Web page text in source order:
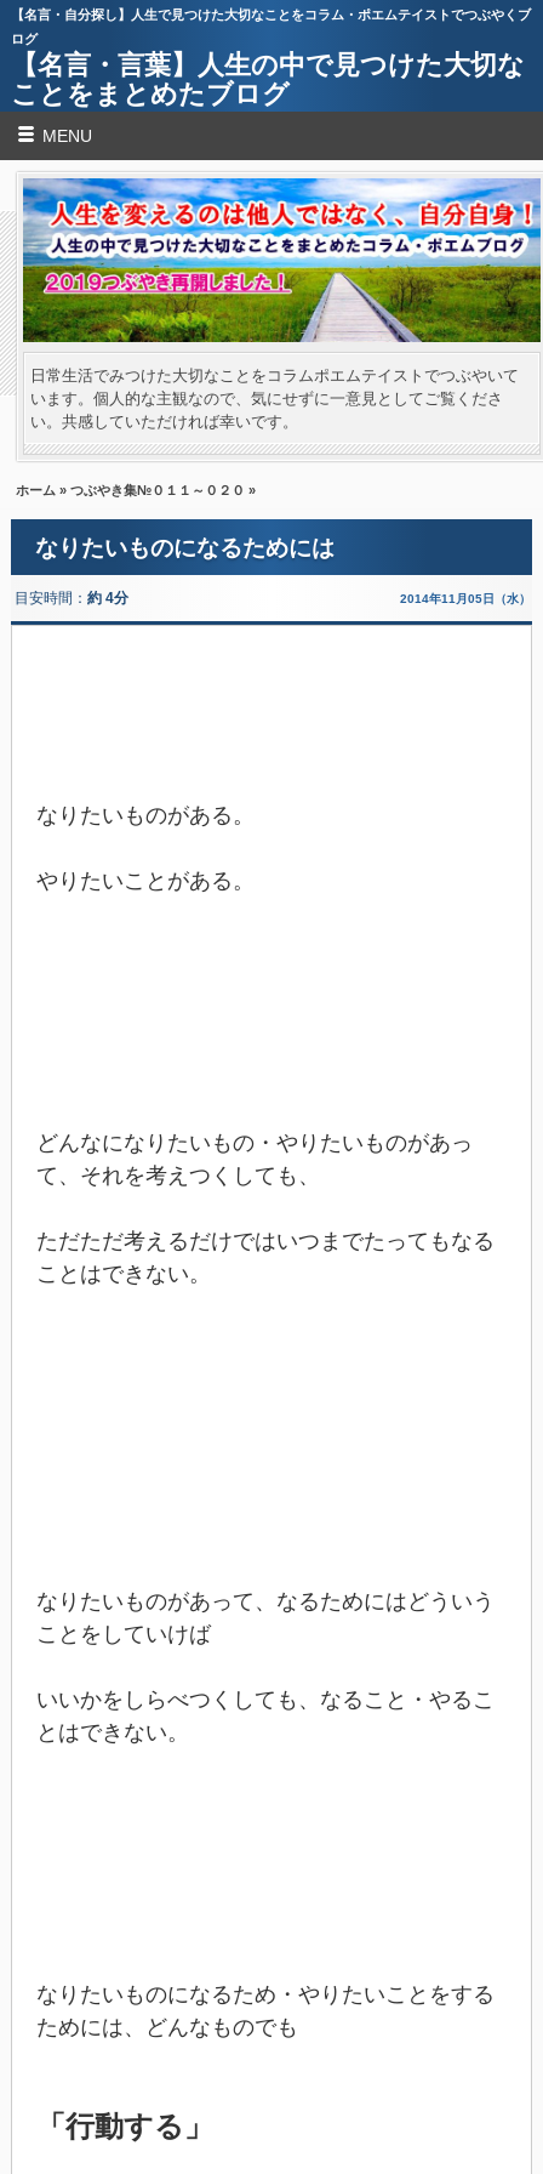
【名言・自分探し】人生で見つけた大切なことをコラム・ポエムテイストでつぶやくブ
ログ
【名言・言葉】人生の中で見つけた大切な
ことをまとめたブログ
MENU
日常生活でみつけた大切なことをコラムポエムテイストでつぶやいて
います。個人的な主観なので、気にせずに一意見としてご覧くださ
い。共感していただければ幸いです。
ホーム »つぶやき集№０１１～０２０ »
なりたいものになるためには
目安時間： 約 4分 2014年11月05日（水）
なりたいものがある。
やりたいことがある。
どんなになりたいもの・やりたいものがあっ
て、それを考えつくしても、
ただただ考えるだけではいつまでたってもなる
ことはできない。
なりたいものがあって、なるためにはどういう
ことをしていけば
いいかをしらべつくしても、なること・やるこ
とはできない。
なりたいものになるため・やりたいことをする
ためには、どんなものでも
「行動する」